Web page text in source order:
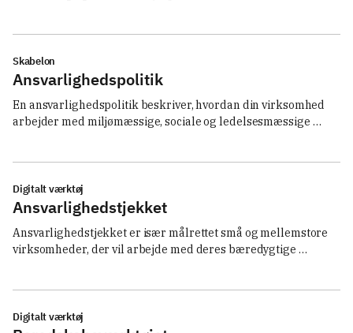
Skabelon
Ansvarlighedspolitik
En ansvarlighedspolitik beskriver, hvordan din virksomhed
arbejder med miljømæssige, sociale og ledelsesmæssige
Digitalt værktøj
Ansvarlighedstjekket
Ansvarlighedstjekket er især målrettet små og mellemstore
virksomheder, der vil arbejde med deres bæredygtige
diligence for bæredygtighed gennem 6 skridt.
Digitalt værktøj